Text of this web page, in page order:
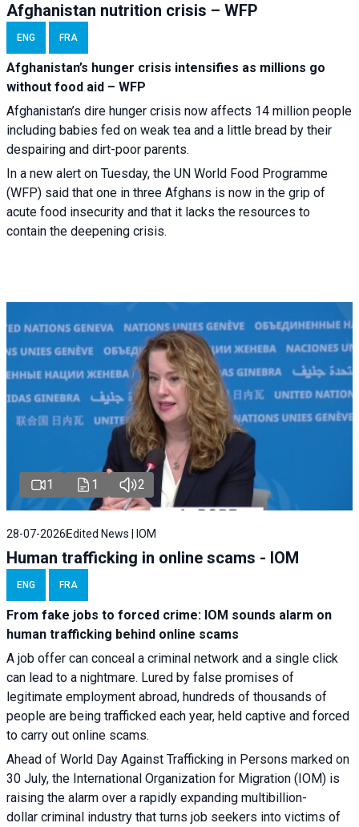
Afghanistan nutrition crisis – WFP
ENG FRA
Afghanistan’s hunger crisis intensifies as millions go
without food aid – WFP
Afghanistan’s dire hunger crisis now affects 14 million people
including babies fed on weak tea and a little bread by their
despairing and dirt-poor parents.
In a new alert on Tuesday, the UN World Food Programme
(WFP) said that one in three Afghans is now in the grip of
acute food insecurity and that it lacks the resources to
contain the deepening crisis.
1 1 2
28-07-2026Edited News | IOM
Human trafficking in online scams - IOM
ENG FRA
From fake jobs to forced crime: IOM sounds alarm on
human trafficking behind online scams
A job offer can conceal a criminal network and a single click
can lead to a nightmare. Lured by false promises of
legitimate employment abroad, hundreds of thousands of
people are being trafficked each year, held captive and forced
to carry out online scams.
Ahead of World Day Against Trafficking in Persons marked on
30 July, the International Organization for Migration (IOM) is
raising the alarm over a rapidly expanding multibillion-
dollar criminal industry that turns job seekers into victims of